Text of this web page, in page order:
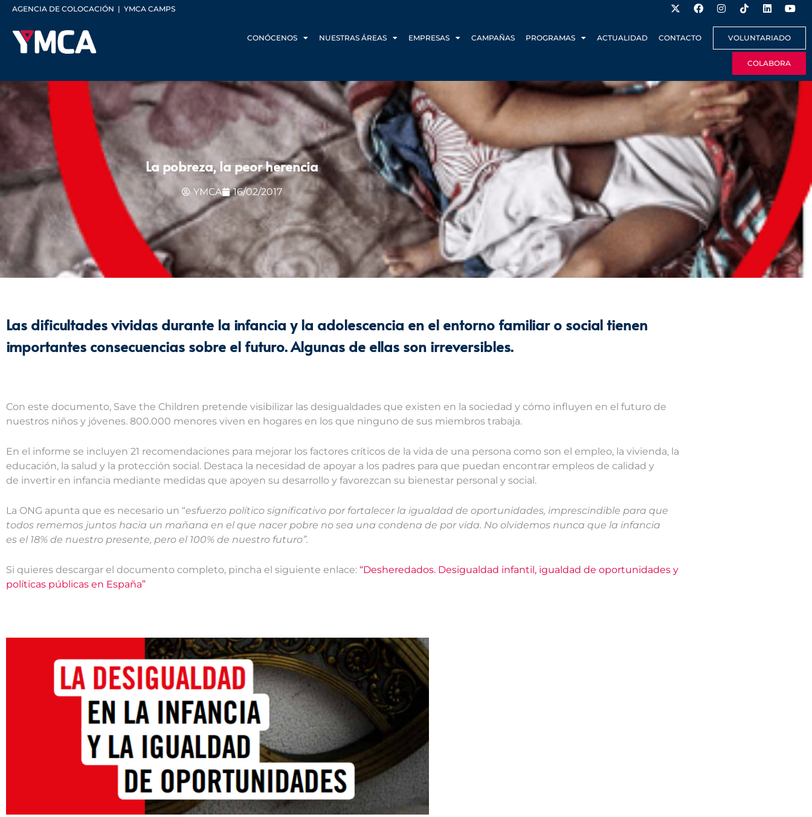
AGENCIA DE COLOCACIÓN | YMCA CAMPS
CONÓCENOS NUESTRAS ÁREAS EMPRESAS CAMPAÑAS PROGRAMAS ACTUALIDAD CONTACTO VOLUNTARIADO
COLABORA
La pobreza, la peor herencia
YMCA 16/02/2017
Las dificultades vividas durante la infancia y la adolescencia en el entorno familiar o social tienen
importantes consecuencias sobre el futuro. Algunas de ellas son irreversibles.
Con este documento, Save the Children pretende visibilizar las desigualdades que existen en la sociedad y cómo influyen en el futuro de
nuestros niños y jóvenes. 800.000 menores viven en hogares en los que ninguno de sus miembros trabaja.
En el informe se incluyen 21 recomendaciones para mejorar los factores críticos de la vida de una persona como son el empleo, la vivienda, la
educación, la salud y la protección social. Destaca la necesidad de apoyar a los padres para que puedan encontrar empleos de calidad y
de invertir en infancia mediante medidas que apoyen su desarrollo y favorezcan su bienestar personal y social.
La ONG apunta que es necesario un “esfuerzo político significativo por fortalecer la igualdad de oportunidades, imprescindible para que
todos rememos juntos hacia un mañana en el que nacer pobre no sea una condena de por vida. No olvidemos nunca que la infancia
es el 18% de nuestro presente, pero el 100% de nuestro futuro”.
Si quieres descargar el documento completo, pincha el siguiente enlace: “Desheredados. Desigualdad infantil, igualdad de oportunidades y
políticas públicas en España”